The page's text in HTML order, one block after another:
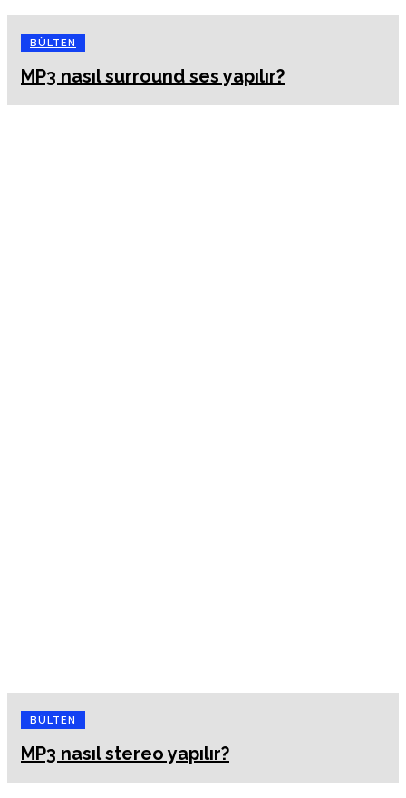
BÜLTEN
MP3 nasıl surround ses yapılır?
BÜLTEN
MP3 nasıl stereo yapılır?